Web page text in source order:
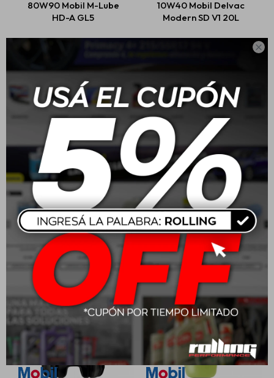

80W90 Mobil M-Lube
HD-A GL5
10W40 Mobil Delvac
Modern SD V1 20L
Mobil Liquido De Freno
Moto Brake Fluid 200cc
$302
20W50 Mobil Super 4L
USD 54,00